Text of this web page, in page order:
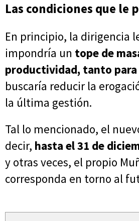
Las condiciones que le
En principio, la dirigencia
impondría un tope de
productividad, tanto para
buscaría reducir la
la última gestión.
Tal lo mencionado, el
decir, hasta el 31 de
y otras veces, el propio
corresponda en torno al